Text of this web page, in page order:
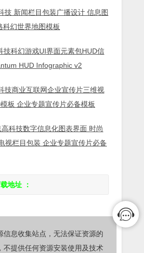
技 新闻栏目包装广播设计 信息图
科幻世界地图模板
科幻游戏UI界面元素包HUD信
HUD Infographic v2
技商业互联网企业宣传片三维视
板 企业专题宣传片必备模板
科技数字信息化图表界面 时尚
视栏目包装 企业专题宣传片必备
地址 ：
信息收集站点，无法保证资源的
不提供任何资源安装使用及技术